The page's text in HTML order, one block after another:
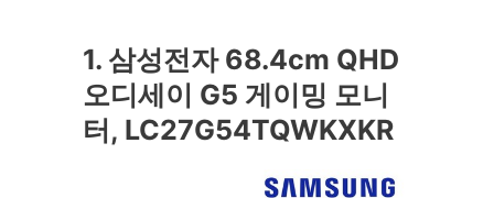
1. 삼성전자 68.4cm QHD
오디세이 G5 게이밍 모니
터, LC27G54TQWKXKR